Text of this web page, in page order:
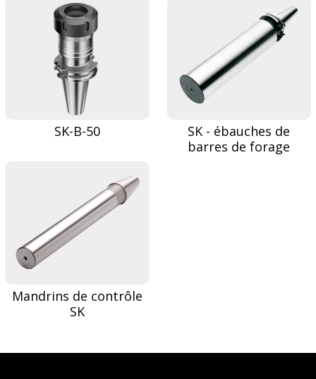
SK-B-50
SK - ébauches de
barres de forage
Mandrins de contrôle
SK